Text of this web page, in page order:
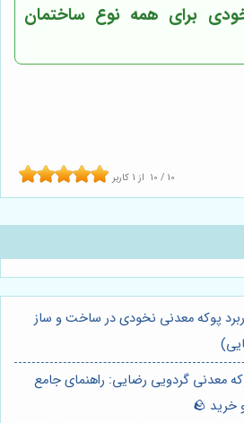
برای همه نوع ساختمان
10 / 10 از 1 کاربر
پوکه معدنی نخودی در ساخت و ساز
معدنی گردویی رضایی: راهنمای جامع
🪨